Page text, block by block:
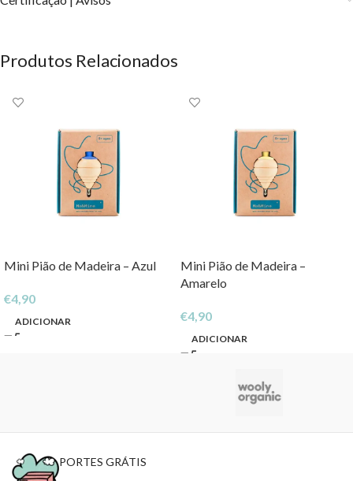
Produtos Relacionados
Mini Pião de Madeira – Azul
€4,90
ADICIONAR
Mini Pião de Madeira –
Amarelo
€4,90
ADICIONAR
PORTES GRÁTIS